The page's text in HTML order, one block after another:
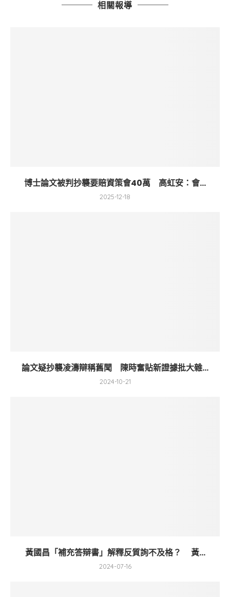
相關報導
博士論文被判抄襲要賠資策會40萬 高虹安：會...
2025-12-18
論文疑抄襲凌濤辯稱舊聞 陳時奮貼新證據批大雜...
2024-10-21
黃國昌「補充答辯書」解釋反質詢不及格？ 黃...
2024-07-16